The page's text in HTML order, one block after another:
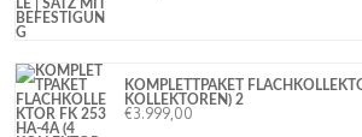
KOMPLETTPAKET
KOLLEKTOREN) 2
€3.999,00